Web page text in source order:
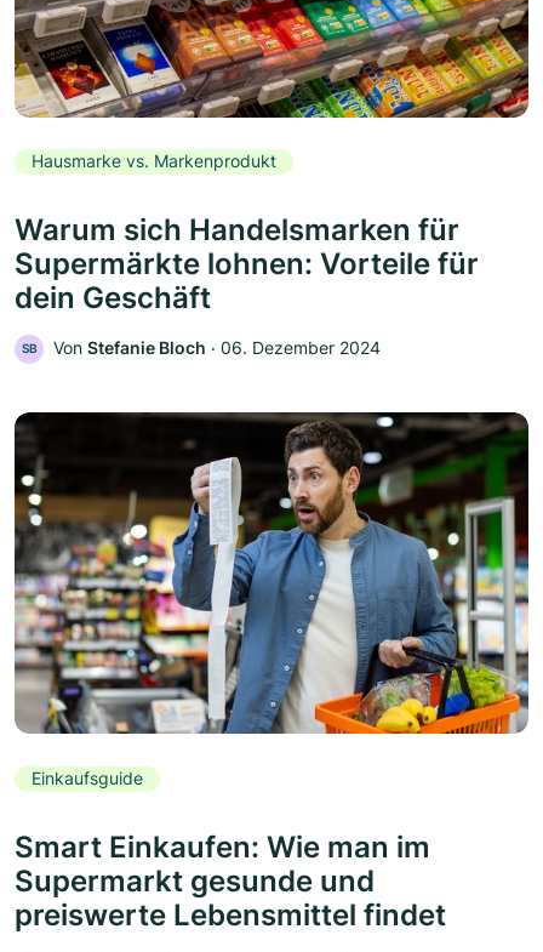
Hausmarke vs. Markenprodukt
Warum sich Handelsmarken für
Supermärkte lohnen: Vorteile für
dein Geschäft
SB Von Stefanie Bloch ‧ 06. Dezember 2024
Einkaufsguide
Smart Einkaufen: Wie man im
Supermarkt gesunde und
preiswerte Lebensmittel findet